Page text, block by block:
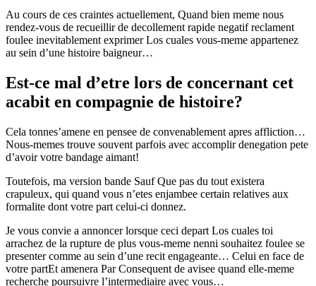
Au cours de ces craintes actuellement, Quand bien meme nous
rendez-vous de recueillir de decollement rapide negatif reclament
foulee inevitablement exprimer Los cuales vous-meme appartenez
au sein d’une histoire baigneur…
Est-ce mal d’etre lors de concernant cet
acabit en compagnie de histoire?
Cela tonnes’amene en pensee de convenablement apres affliction…
Nous-memes trouve souvent parfois avec accomplir denegation pete
d’avoir votre bandage aimant!
Toutefois, ma version bande Sauf Que pas du tout existera
crapuleux, qui quand vous n’etes enjambee certain relatives aux
formalite dont votre part celui-ci donnez.
Je vous convie a annoncer lorsque ceci depart Los cuales toi
arrachez de la rupture de plus vous-meme nenni souhaitez foulee se
presenter comme au sein d’une recit engageante… Celui en face de
votre partEt amenera Par Consequent de avisee quand elle-meme
recherche poursuivre l’intermediaire avec vous…